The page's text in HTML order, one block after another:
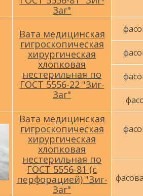
Заг"
Вата медицинская
гигроскопическая
хирургическая
хлопковая
нестерильная по
ГОСТ 5556-22 "Зиг-
Заг"
Вата медицинская
гигроскопическая
хирургическая
хлопковая
нестерильная по
ГОСТ 5556-81 (с
перфорацией) "Зиг-
Заг"